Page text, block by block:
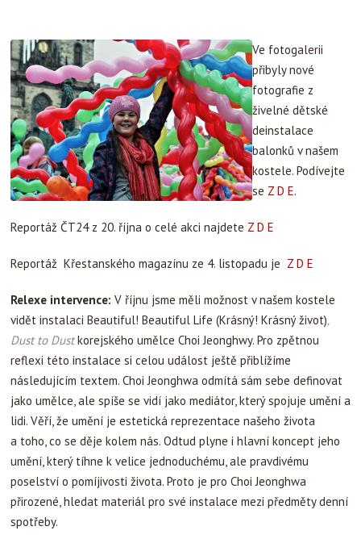
Ve fotogalerii
přibyly nové
fotografie z
živelné dětské
deinstalace
balonků v našem
kostele. Podívejte
se Z D E.
Reportáž ČT24 z 20. října o celé akci najdete Z D E
Reportáž Křestanského magazínu ze 4. listopadu je Z D E
Relexe intervence: V říjnu jsme měli možnost v našem kostele
vidět instalaci Beautiful! Beautiful Life (Krásný! Krásný život)‚
Dust to Dustkorejského umělce Choi Jeonghwy. Pro zpětnou
reflexi této instalace si celou událost ještě přiblížíme
následujícím textem. Choi Jeonghwa odmítá sám sebe definovat
jako umělce, ale spíše se vidí jako mediátor, který spojuje umění a
lidi. Věří, že umění je estetická reprezentace našeho života
a toho, co se děje kolem nás. Odtud plyne i hlavní koncept jeho
umění, který tíhne k velice jednoduchému, ale pravdivému
poselství o pomíjivosti života. Proto je pro Choi Jeonghwa
přirozené, hledat materiál pro své instalace mezi předměty denní
spotřeby.